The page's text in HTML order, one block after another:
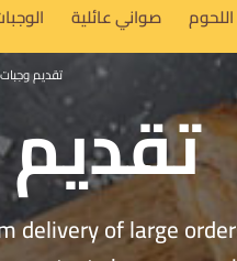
* REQUIRED
LOG IN
صواني عائلية
تقديم وجبات
delivery of large